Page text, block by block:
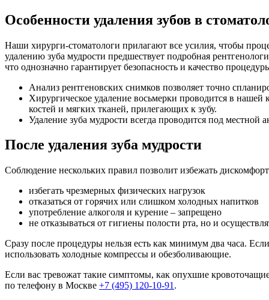
Особенности удаления зубов в
Наши хирурги-стоматологи прилагают все усилия, чтобы
удалению зуба мудрости предшествует подробная
что однозначно гарантирует безопасность и качество
Анализ рентгеновских снимков позволяет точно
Хирургическое удаление восьмерки проводится в нашей
костей и мягких тканей, прилегающих к зубу.
Удаление зуба мудрости всегда проводится под местной
После удаления зуба мудрости
Соблюдение нескольких правил позволит избежать
избегать чрезмерных физических нагрузок
отказаться от горячих или слишком холодных напитков
употребление алкоголя и курение – запрещено
не отказываться от гигиены полости рта, но и
Сразу после процедуры нельзя есть как минимум два часа.
использовать холодные компрессы и обезболивающие.
Если вас тревожат такие симптомы, как опухшие
по телефону в Москве +7 (495) 120-10-91 .